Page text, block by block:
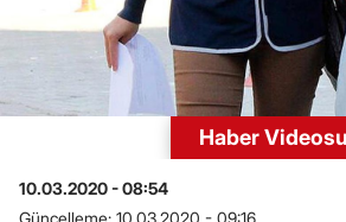
Haber
10.03.2020 - 08:54
Güncelleme: 10.03.2020 - 09:16